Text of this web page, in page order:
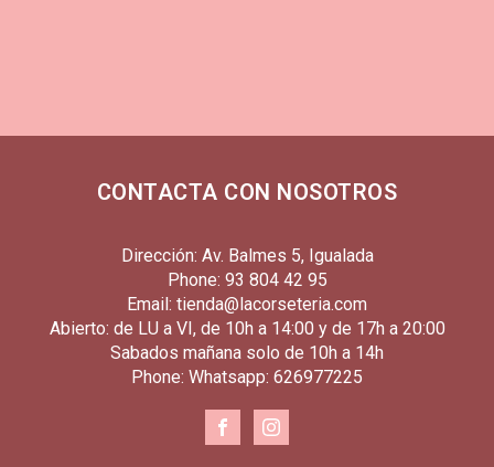
CONTACTA CON NOSOTROS
Dirección: Av. Balmes 5, Igualada
Phone: 93 804 42 95
Email: tienda@lacorseteria.com
Abierto: de LU a VI, de 10h a 14:00 y de 17h a 20:00
Sabados mañana solo de 10h a 14h
Phone: Whatsapp: 626977225